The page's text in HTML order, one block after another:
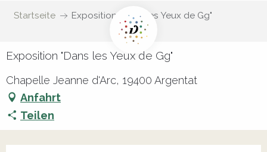
Startseite Exposition "Dans les Yeux de Gg"
Exposition "Dans les Yeux de Gg"
Chapelle Jeanne d'Arc, 19400 Argentat
Anfahrt
Teilen